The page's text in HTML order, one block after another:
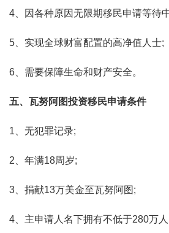
4、因各种原因无限期移民申请等待
5、实现全球财富配置的高净值人士;
6、需要保障生命和财产安全。
五、瓦努阿图投资移民申请条件
1、无犯罪记录;
2、年满18周岁;
3、捐献13万美金至瓦努阿图;
4、主申请人名下拥有不低于280万